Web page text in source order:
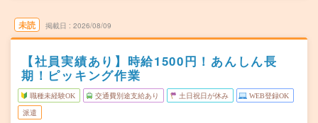
未読 掲載日 2026/08/09
【社員実績あり】時給1500円！あんしん長
期！ピッキング作業
職種未経験OK 交通費別途支給あり 土日祝日が休み WEB登録OK
派遣